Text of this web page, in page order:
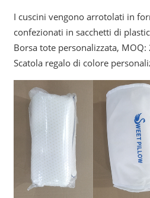
I cuscini vengono arrotolati in
confezionati in sacchetti di
Borsa tote personalizzata, MOQ:
Scatola regalo di colore